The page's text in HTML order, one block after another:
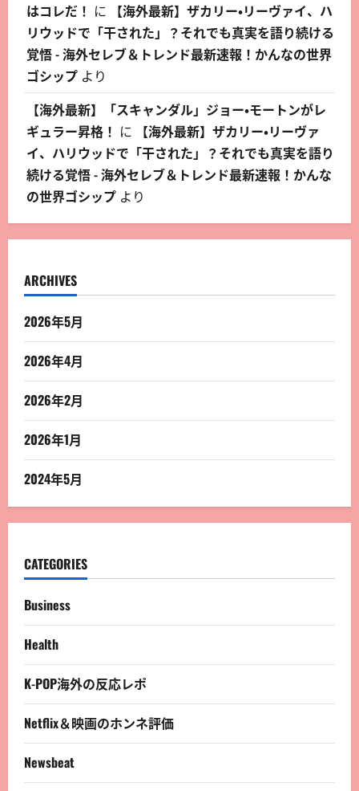
はコレだ！ に
【海外最新】ザカリー・リーヴァイ、ハ
リウッドで「干された」？それでも真実を語り続ける
覚悟 - 海外セレブ＆トレンド最新速報！かんなの世界
ゴシップ より
【海外最新】「スキャンダル」ジョー・モートンがレ
ギュラー昇格！ に
【海外最新】ザカリー・リーヴァ
イ、ハリウッドで「干された」？それでも真実を語り
続ける覚悟 - 海外セレブ＆トレンド最新速報！かんな
の世界ゴシップ より
ARCHIVES
2026年5月
2026年4月
2026年2月
2026年1月
2024年5月
CATEGORIES
Business
Health
K-POP海外の反応レポ
Netflix＆映画のホンネ評価
Newsbeat